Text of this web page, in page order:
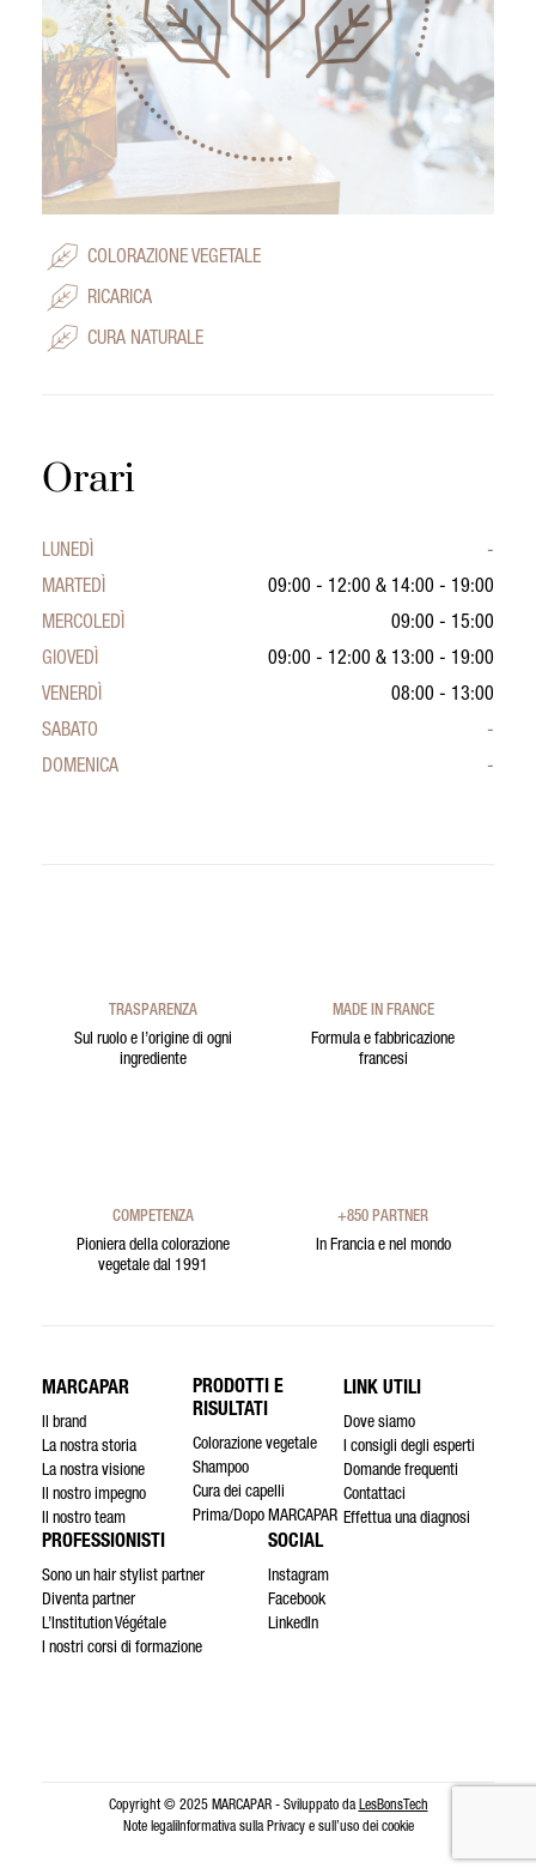
COLORAZIONE VEGETALE
RICARICA
CURA NATURALE
Orari
LUNEDÌ
-
MARTEDÌ
09:00 - 12:00 & 14:00 - 19:00
MERCOLEDÌ
09:00 - 15:00
GIOVEDÌ
09:00 - 12:00 & 13:00 - 19:00
VENERDÌ
08:00 - 13:00
SABATO
-
DOMENICA
-
TRASPARENZA
Sul ruolo e l’origine di ogni
ingrediente
MADE IN FRANCE
Formula e fabbricazione
francesi
COMPETENZA
Pioniera della colorazione
vegetale dal 1991
+850 PARTNER
In Francia e nel mondo
MARCAPAR
Il brand
La nostra storia
La nostra visione
Il nostro impegno
Il nostro team
PRODOTTI E
RISULTATI
Colorazione vegetale
Shampoo
Cura dei capelli
Prima/Dopo MARCAPAR
LINK UTILI
Dove siamo
I consigli degli esperti
Domande frequenti
Contattaci
Effettua una diagnosi
PROFESSIONISTI
Sono un hair stylist partner
Diventa partner
L’Institution Végétale
I nostri corsi di formazione
SOCIAL
Instagram
Facebook
LinkedIn
Copyright © 2025 MARCAPAR - Sviluppato da LesBonsTech
Note legaliInformativa sulla Privacy e sull’uso dei cookie